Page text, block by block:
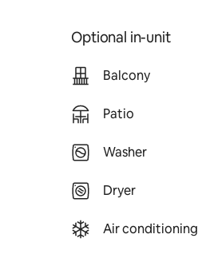
Optional in-unit
Balcony
Patio
Washer
Dryer
Air conditioning